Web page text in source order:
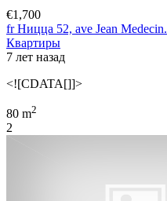
€1,700
fr Ницца 52, ave Jean Medecin.
Квартиры
7 лет назад
<![CDATA[]]>
80 m2
2